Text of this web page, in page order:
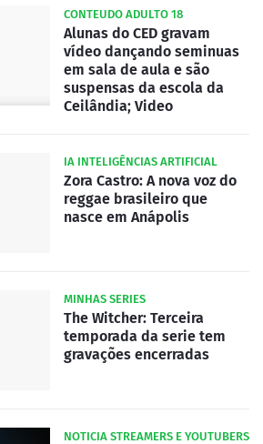
CONTEUDO ADULTO 18
Alunas do CED gravam
vídeo dançando seminuas
em sala de aula e são
suspensas da escola da
Ceilândia; Video
IA INTELIGÊNCIAS ARTIFICIAL
Zora Castro: A nova voz do
reggae brasileiro que
nasce em Anápolis
MINHAS SERIES
The Witcher: Terceira
temporada da serie tem
gravações encerradas
NOTICIA STREAMERS E YOUTUBERS